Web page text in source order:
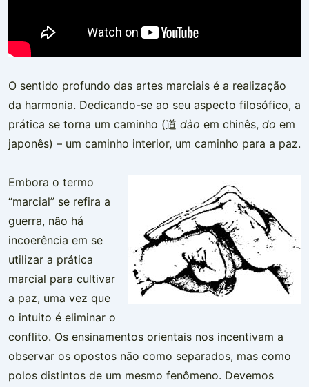
O sentido profundo das artes marciais é a realização
da harmonia. Dedicando-se ao seu aspecto filosófico, a
prática se torna um caminho (道 dào em chinês, do em
japonês) – um caminho interior, um caminho para a paz.
Embora o termo
“marcial” se refira a
guerra, não há
incoerência em se
utilizar a prática
marcial para cultivar
a paz, uma vez que
o intuito é eliminar o
conflito. Os ensinamentos orientais nos incentivam a
observar os opostos não como separados, mas como
polos distintos de um mesmo fenômeno. Devemos